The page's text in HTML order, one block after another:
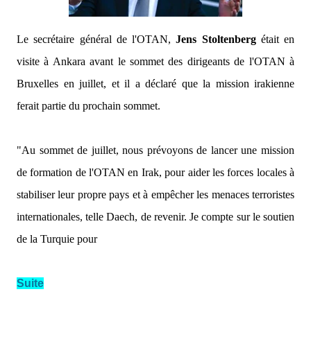
Le secrétaire général de l'OTAN,Jens Stoltenbergétait en
visite à Ankara avant le sommet des dirigeants de l'OTAN à
Bruxelles en juillet, et il a déclaré que la mission irakienne
ferait partie du prochain sommet.
"Au sommet de juillet, nous prévoyons de lancer une mission
de formation de l'OTAN en Irak, pour aider les forces locales à
stabiliser leur propre pays et à empêcher les menaces terroristes
internationales, telle Daech, de revenir. Je compte sur le soutien
de la Turquie pour
Suite